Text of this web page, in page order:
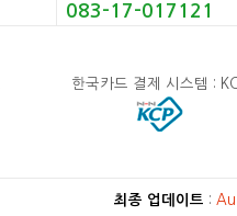
083-17-017121
한국카드 결제 시스템 :
최종 업데이트 :